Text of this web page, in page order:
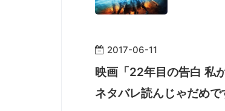
2017-06-11
映画「22年目の告白 私
ネタバレ読んじゃだめで